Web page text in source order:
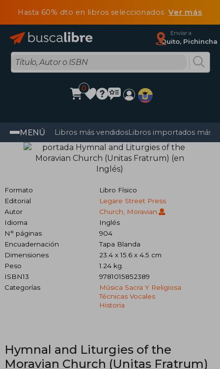
Hasta 60% dto en libros seleccionadosVer más
Enviar a
Quito, Pichincha
0
MENÚ Libros más vendidosLibros importados más
Formato
Libro Físico
Editorial
Legare Street Press
Autor
Church, Moravian
Idioma
Inglés
N° páginas
904
Encuadernación
Tapa Blanda
Dimensiones
23.4 x 15.6 x 4.5 cm
Peso
1.24 kg.
ISBN13
9781015852389
Categorías
Música Sacra Y Religiosa
Técnicas Vocales
Historia
Hymnal and Liturgies of the
Moravian Church (Unitas Fratrum)